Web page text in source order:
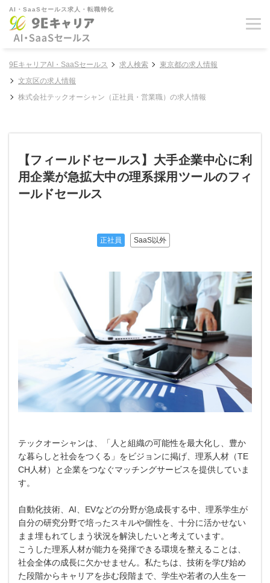
AI・SaaSセールス求人・転職特化
9EキャリアAI・SaaSセールス 求人検索
東京都の求人情報
文京区の求人情報
株式会社テックオーシャン（正社員・営業職）の求人情報
【フィールドセールス】大手企業中心に利
用企業が急拡大中の理系採用ツールのフィ
ールドセールス
正社員 SaaS以外
テックオーシャンは、「人と組織の可能性を最大化し、豊か
な暮らしと社会をつくる」をビジョンに掲げ、理系人材（TE
CH人材）と企業をつなぐマッチングサービスを提供していま
す。
自動化技術、AI、EVなどの分野が急成長する中、理系学生が
自分の研究分野で培ったスキルや個性を、十分に活かせない
まま埋もれてしまう状況を解決したいと考えています。
こうした理系人材が能力を発揮できる環境を整えることは、
社会全体の成長に欠かせません。私たちは、技術を学び始め
た段階からキャリアを歩む段階まで、学生や若者の人生を一